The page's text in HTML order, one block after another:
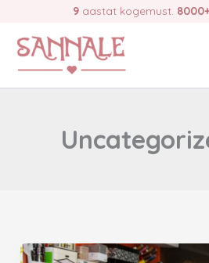
content
9 aastat kogemust.